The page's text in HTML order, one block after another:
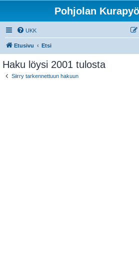
Pohjolan
UKK
Etusivu Etsi
Haku löysi 2001 tulosta
Siirry tarkennettuun hakuun